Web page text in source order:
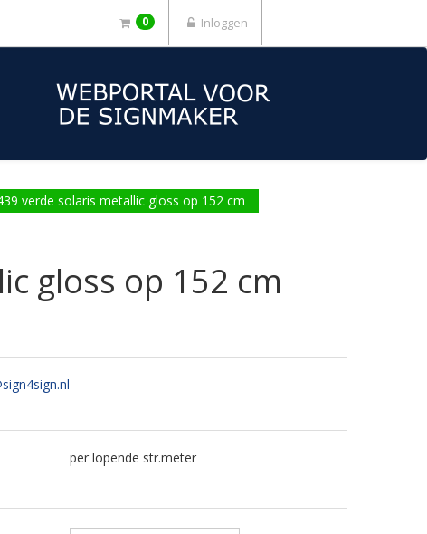
0 Inloggen
verde solaris metallic gloss op 152 cm
gloss op 152 cm
per lopende str.meter